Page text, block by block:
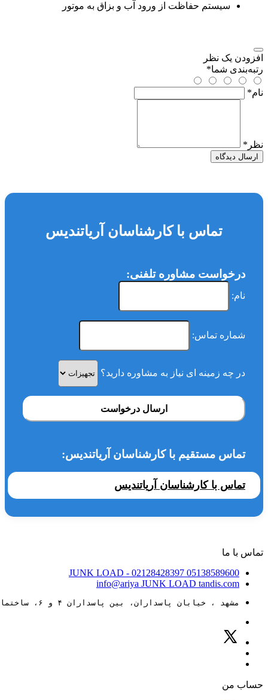
سیستم حفاظت از ورود آب و بزاق به موتور
افزودن یک نظر
رتبه‌بندی شما*
نام*
نظر *
ارسال دیدگاه
تماس با کارشناسان آریاتندیس
درخواست مشاوره تلفنی:
نام:
شماره تماس:
در چه زمینه ای نیاز به مشاوره دارید؟
ارسال درخواست
تماس مستقیم با کارشناسان آریاتندیس:
تماس با کارشناسان آریاتندیس
تماس با ما
05138589600
JUNK LOAD - 02128428397
info@ariya JUNK LOAD tandis.com
مشهد ، خیابان پاسداران، بین پاسداران ۴ و ۶، ساختمان ۸۸
حساب من